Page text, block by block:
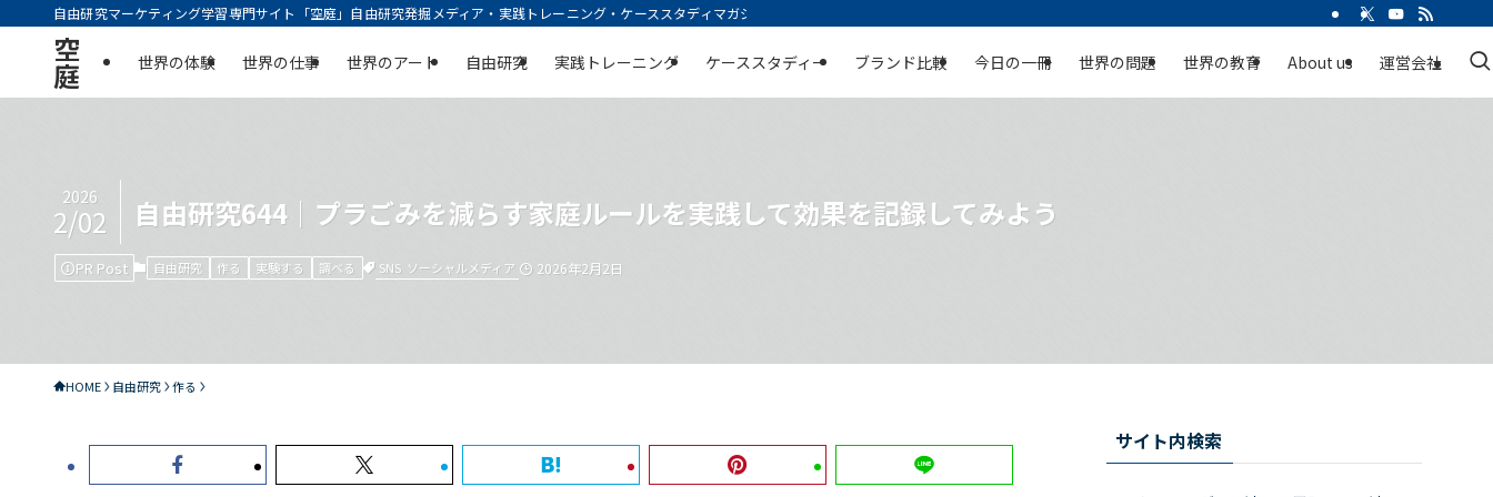
自由研究マーケティング学習専門サイト「空庭」自由研究発掘メディア・実践トレーニング・ケーススタディマガジン | 空庭
空
庭 世界の体験 世界の仕事 世界のアート 自由研究 実践トレーニング ケーススタディー ブランド比較 今日の一冊 世界の問題 世界の教育 About us 運営会社
自由研究644｜プラごみを減らす家庭ルールを実践して効果を記録してみよう
2026
2/02
PR Post 自由研究 作る 実験する 調べる SNS ソーシャルメディア 2026年2月2日
HOME 自由研究 作る
サイト内検索